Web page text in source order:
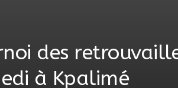
des
à Kpalimé